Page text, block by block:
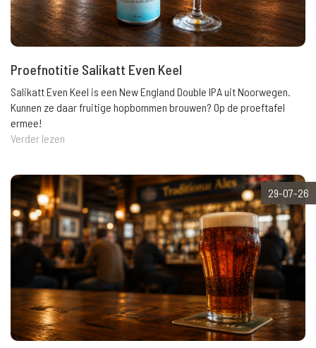
Proefnotitie Salikatt Even Keel
Salikatt Even Keel is een New England Double IPA uit Noorwegen.
Kunnen ze daar fruitige hopbommen brouwen? Op de proeftafel
ermee!
Verder lezen
29-07-26